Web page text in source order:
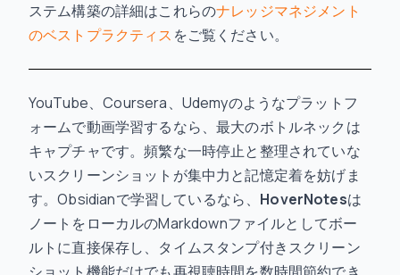
ステム構築の詳細はこれらのナレッジマネジメント
のベストプラクティス をご覧ください。
YouTube、Coursera、Udemyのようなプラットフ
ォームで動画学習するなら、最大のボトルネックは
キャプチャです。頻繁な一時停止と整理されていな
いスクリーンショットが集中力と記憶定着を妨げま
す。Obsidianで学習しているなら、 HoverNotesは
ノートをローカルのMarkdownファイルとしてボー
ルトに直接保存し、タイムスタンプ付きスクリーン